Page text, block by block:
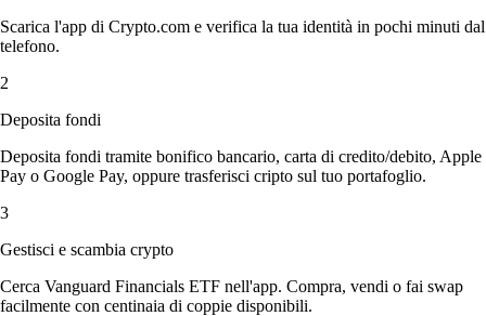
Scarica l'app di Crypto.com e verifica la tua identità in pochi minuti dal
telefono.
2
Deposita fondi
Deposita fondi tramite bonifico bancario, carta di credito/debito, Apple
Pay o Google Pay, oppure trasferisci cripto sul tuo portafoglio.
3
Gestisci e scambia crypto
Cerca Vanguard Financials ETF nell'app. Compra, vendi o fai swap
facilmente con centinaia di coppie disponibili.